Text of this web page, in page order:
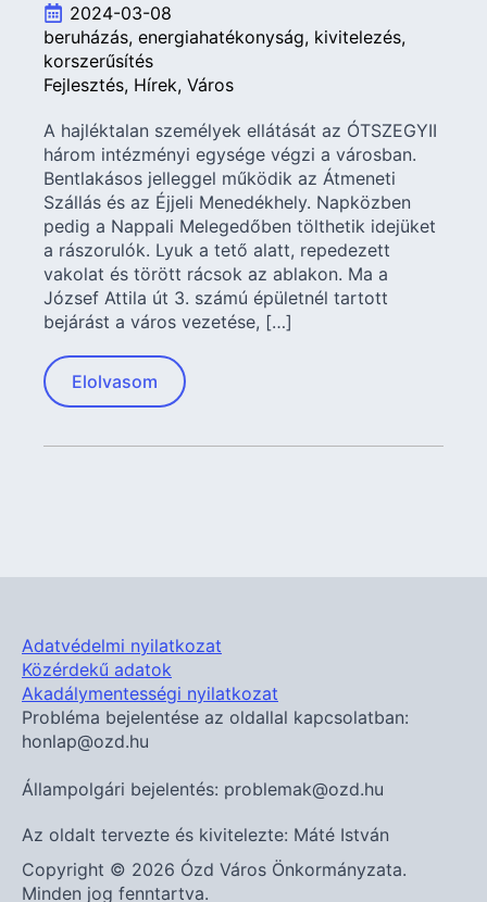
2024-03-08
beruházás energiahatékonyság kivitelezés
korszerűsítés
Fejlesztés Hírek Város
A hajléktalan személyek ellátását az ÓTSZEGYII
három intézményi egysége végzi a városban.
Bentlakásos jelleggel működik az Átmeneti
Szállás és az Éjjeli Menedékhely. Napközben
pedig a Nappali Melegedőben tölthetik idejüket
a rászorulók. Lyuk a tető alatt, repedezett
vakolat és törött rácsok az ablakon. Ma a
József Attila út 3. számú épületnél tartott
bejárást a város vezetése, […]
Elolvasom
Adatvédelmi nyilatkozat
Közérdekű adatok
Akadálymentességi nyilatkozat
Probléma bejelentése az oldallal kapcsolatban:
honlap@ozd.hu
Állampolgári bejelentés: problemak@ozd.hu
Az oldalt tervezte és kivitelezte: Máté István
Copyright © 2026 Ózd Város Önkormányzata.
Minden jog fenntartva.